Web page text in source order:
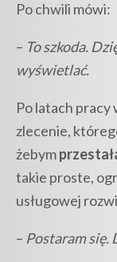
Po chwili mówi:
– To szkoda.
wyświetlać.
Po latach pracy
zlecenie,
żebym
takie proste,
usługowej
– Postaram się.